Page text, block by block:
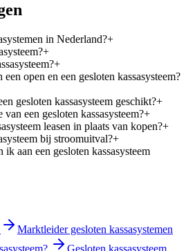
in Nederland?+
+
+
open en een gesloten kassasysteem?
gesloten kassasysteem geschikt?+
een gesloten kassasysteem?+
leasen in plaats van kopen?+
bij stroomuitval?+
aan een gesloten kassasysteem
Marktleider gesloten kassasystemen